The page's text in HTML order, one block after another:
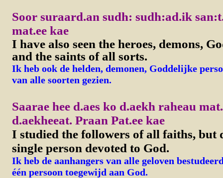
Soor suraard.an sudh: sudh:ad.ik
mat.ee kae
I have also seen the heroes, demons,
and the saints of all sorts.
Ik heb ook de helden, demonen, Goddelijke
van alle soorten gezien.
Saarae hee d.aes ko d.aekh raheau
d.aekheeat. Praan Pat.ee kae
I studied the followers of all faiths, but
single person devoted to God.
Ik heb de aanhangers van alle geloven
één persoon toegewijd aan God.